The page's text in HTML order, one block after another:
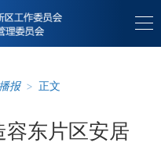
报 > 正文
东片区安居